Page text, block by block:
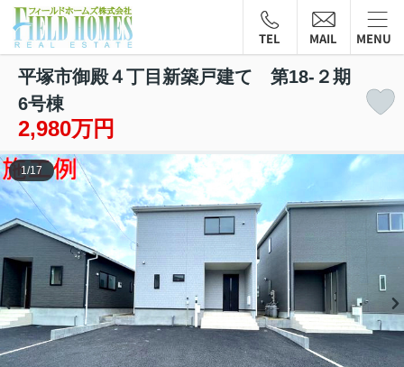
TEL MAIL MENU
平塚市御殿４丁目新築戸建て 第18-２期
6号棟
2,980万円
1 /17